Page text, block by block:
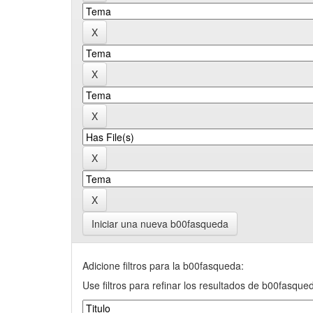
Iniciar una nueva b00fasqueda
Adicione filtros para la b00fasqueda:
Use filtros para refinar los resultados de